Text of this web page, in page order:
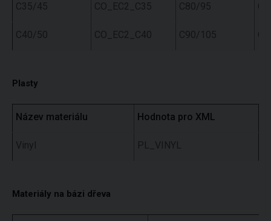
C35/45 CO_EC2_C35 C80/95
C40/50 CO_EC2_C40 C90/105
Plasty
Název materiálu Hodnota pro XML
Vinyl PL_VINYL
Materiály na bázi dřeva